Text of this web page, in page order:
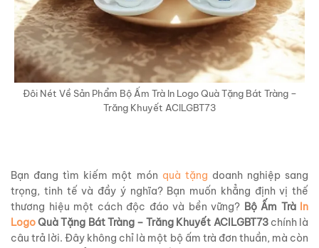
Đôi Nét Về Sản Phẩm Bộ Ấm Trà In Logo Quà Tặng Bát Tràng –
Trăng Khuyết ACILGBT73
Bạn đang tìm kiếm một món quà tặng doanh nghiệp sang
trọng, tinh tế và đầy ý nghĩa? Bạn muốn khẳng định vị thế
thương hiệu một cách độc đáo và bền vững? Bộ Ấm Trà In
LogoQuà Tặng Bát Tràng – Trăng Khuyết ACILGBT73chính là
câu trả lời. Đây không chỉ là một bộ ấm trà đơn thuần, mà còn